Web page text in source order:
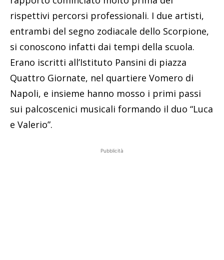
rispettivi percorsi professionali. I due artisti,
entrambi del segno zodiacale dello Scorpione,
si conoscono infatti dai tempi della scuola.
Erano iscritti all’Istituto Pansini di piazza
Quattro Giornate, nel quartiere Vomero di
Napoli, e insieme hanno mosso i primi passi
sui palcoscenici musicali formando il duo “Luca
e Valerio”.
Pubblicità